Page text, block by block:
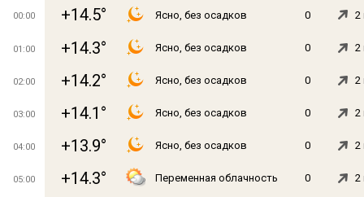
00:00 +14.5° Ясно, без осадков 0 2
01:00 +14.3° Ясно, без осадков 0 2
02:00 +14.2° Ясно, без осадков 0 2
03:00 +14.1° Ясно, без осадков 0 2
04:00 +13.9° Ясно, без осадков 0 2
05:00 +14.3° Переменная облачность 0 2